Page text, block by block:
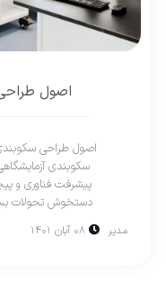
اصول
اصول طراحی
سکوبندی
پیشرفت فناوری و
دستخوش تحولات
مدیر ۰۸ آبان ۱۴۰۱